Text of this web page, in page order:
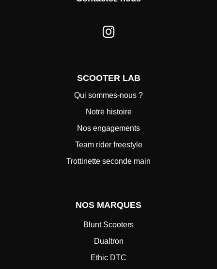
SCOOTER LAB
Qui sommes-nous ?
Notre histoire
Nos engagements
Team rider freestyle
Trottinette seconde main
NOS MARQUES
Blunt Scooters
Dualtron
Ethic DTC